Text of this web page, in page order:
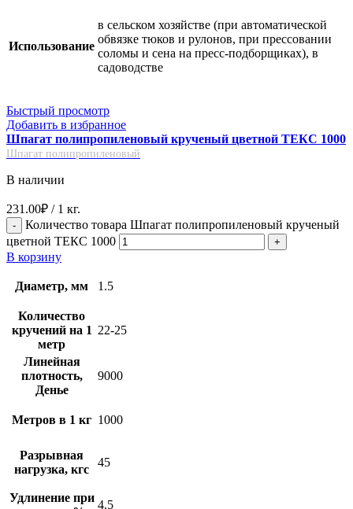
Использование
в сельском хозяйстве (при автоматической
обвязке тюков и рулонов, при прессовании
соломы и сена на пресс-подборщиках), в
садоводстве
Быстрый просмотр
Добавить в избранное
Шпагат полипропиленовый крученый цветной ТЕКС 1000
Шпагат полипропиленовый
В наличии
231.00₽ / 1 кг.
Количество товара Шпагат полипропиленовый крученый
цветной ТЕКС 1000
В корзину
Диаметр, мм 1.5
Количество
кручений на 1
метр
22-25
Линейная
плотность,
Денье
9000
Метров в 1 кг 1000
Разрывная
нагрузка, кгс
45
Удлинение при
4.5